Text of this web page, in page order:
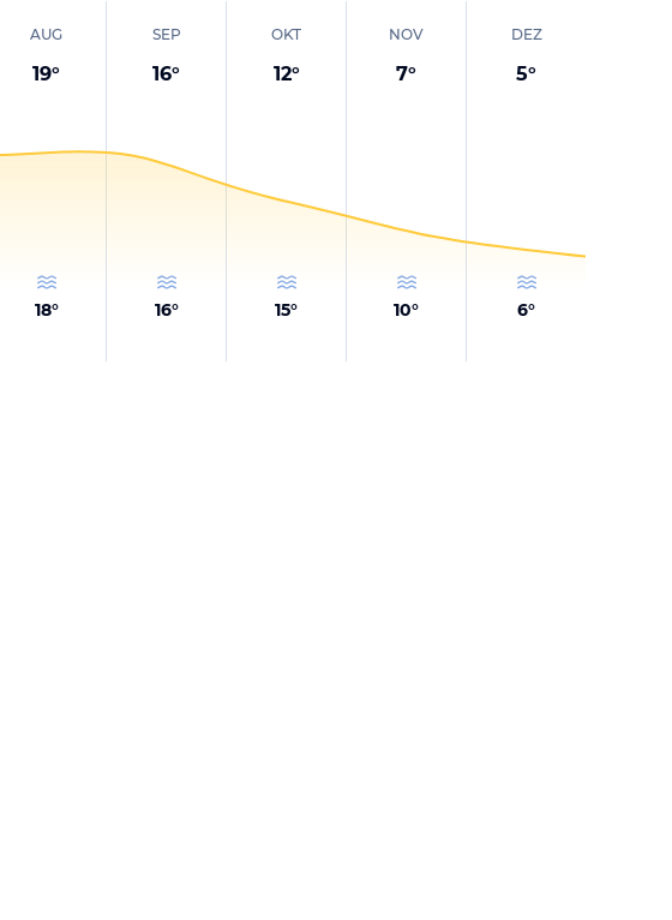
AUG
19°
18°
SEP
16°
16°
OKT
12°
15°
NOV
7°
10°
DEZ
5°
6°